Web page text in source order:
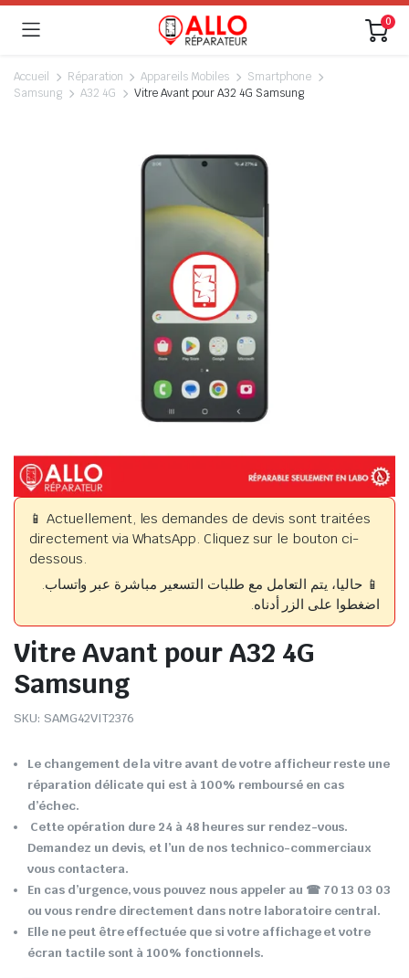
0
Accueil Réparation Appareils Mobiles
Smartphone
Samsung
A32 4G Vitre Avant pour A32 4G Samsung
📱 Actuellement, les demandes de devis sont traitées
directement via WhatsApp. Cliquez sur le bouton ci-
dessous.
📱 حاليا، يتم التعامل مع طلبات التسعير مباشرة عبر واتساب.
اضغطوا على الزر أدناه.
Vitre Avant pour A32 4G
Samsung
SKU: SAMG42VIT2376
Le changement de la vitre avant de votre afficheur reste une
réparation délicate qui est à 100% remboursé en cas
d’échec.
Cette opération dure 24 à 48 heures sur rendez-vous.
Demandez un devis, et l’un de nos technico-commerciaux
vous contactera.
En cas d’urgence, vous pouvez nous appeler au ☎ 70 13 03 03
ou vous rendre directement dans notre laboratoire central.
Elle ne peut être effectuée que si votre affichage et votre
écran tactile sont à 100% fonctionnels.